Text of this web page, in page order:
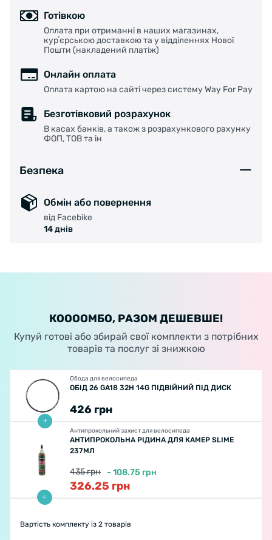
Готівкою
Оплата при отриманні в наших магазинах,
курʼєрською доставкою та у відділеннях Нової
Пошти (накладений платіж)
Онлайн оплата
Оплата картою на сайті через систему Way For Pay
Безготівковий розрахунок
В касах банків, а також з розрахункового рахунку
ФОП, ТОВ та ін
Безпека
Обмін або повернення
від Facebike
14 днів
КООООМБО, РАЗОМ ДЕШЕВШЕ!
Купуй готові або збирай свої комплекти з потрібних
товарів та послуг зі знижкою
Обода для велосипеда
ОБІД 26 GA18 32H 14G ПІДВІЙНИЙ ПІД ДИСК
426 грн
Антипрокольний захист для велосипеда
АНТИПРОКОЛЬНА РІДИНА ДЛЯ КАМЕР SLIME
237МЛ
435грн - 108.75 грн
326.25 грн
Вартість комплекту із 2 товарів